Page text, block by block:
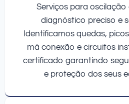
Serviços para oscilação
diagnóstico preciso e
Identificamos quedas,
má conexão e circuitos
certificado garantindo
e proteção dos seus